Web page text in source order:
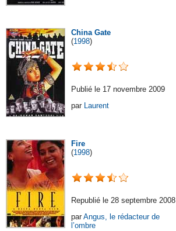
China Gate
(1998)
Publié le 17 novembre 2009
par Laurent
Fire
(1998)
Republié le 28 septembre 2008
par Angus, le rédacteur de
l’ombre